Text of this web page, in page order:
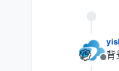
离线
背